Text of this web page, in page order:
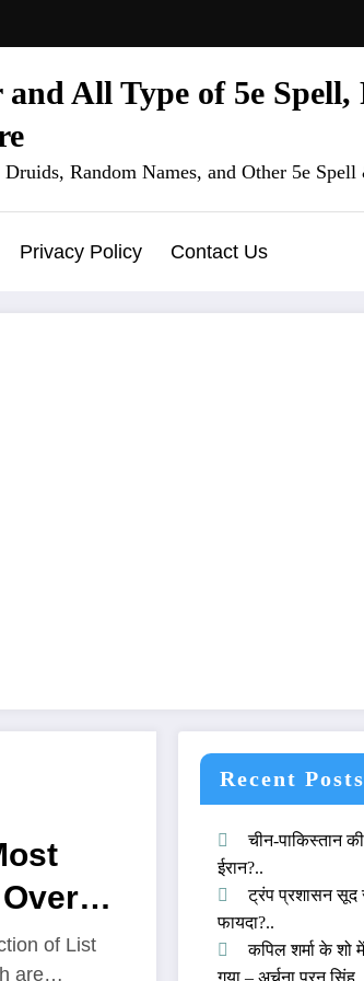
All Type of 5e Spell,
Random Names, and Other 5e Spell
Privacy Policy Contact Us
of List
are…
Recent Posts
चीन-पाकिस्तान
ईरान?..
ट्रंप प्रशासन सूद
फायदा?..
कपिल शर्मा के शो
गया – अर्चना पूरन सिंह..